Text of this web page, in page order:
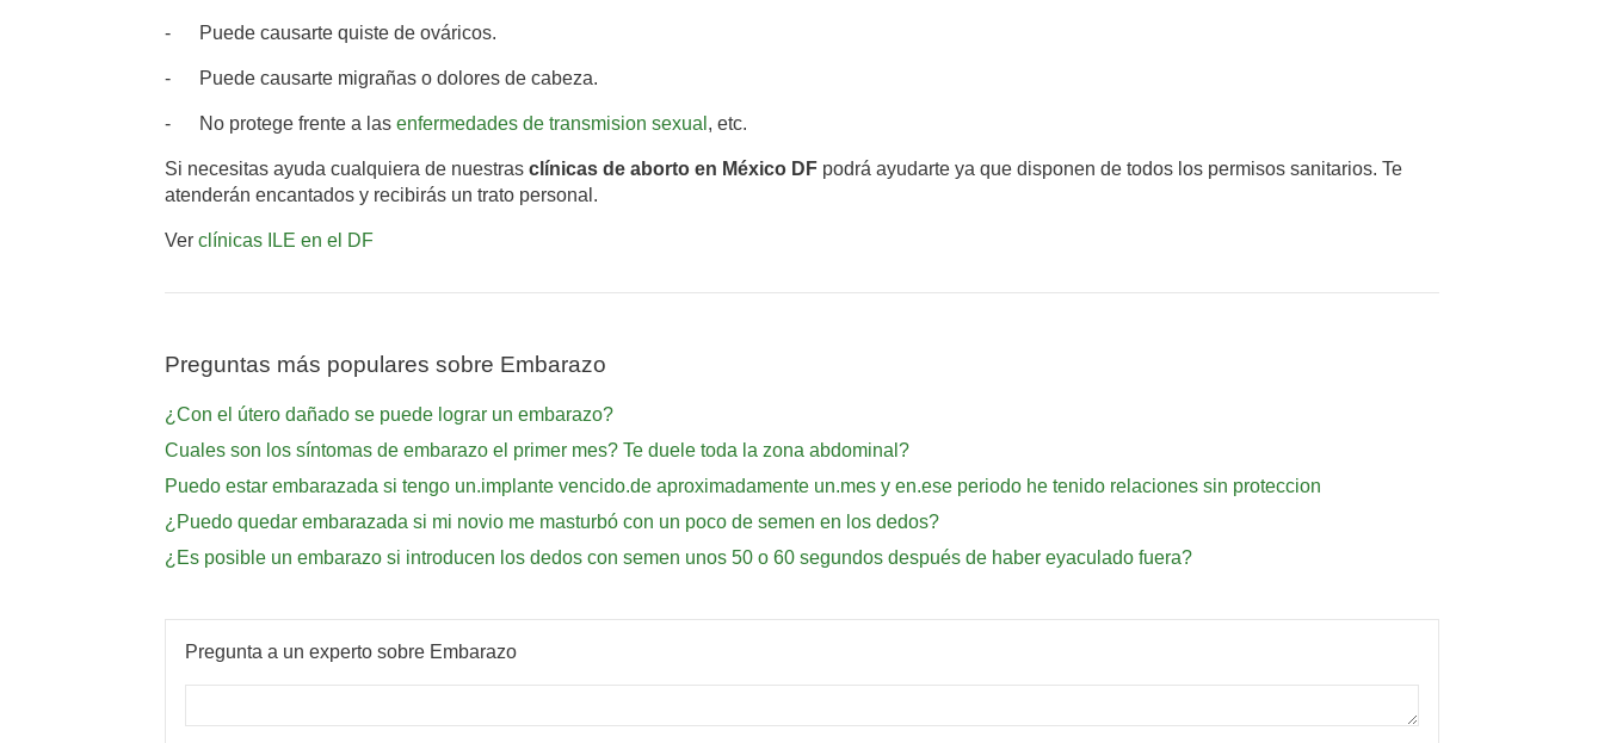
- Puede causarte quiste de ováricos.
- Puede causarte migrañas o dolores de cabeza.
- No protege frente a las enfermedades de transmision sexual , etc.
Si necesitas ayuda cualquiera de nuestras clínicas de aborto en México DF podrá ayudarte ya que disponen de todos los permisos sanitarios. Te
atenderán encantados y recibirás un trato personal.
Ver clínicas ILE en el DF
Preguntas más populares sobre Embarazo
¿Con el útero dañado se puede lograr un embarazo?
Cuales son los síntomas de embarazo el primer mes? Te duele toda la zona abdominal?
Puedo estar embarazada si tengo un.implante vencido.de aproximadamente un.mes y en.ese periodo he tenido relaciones sin proteccion
¿Puedo quedar embarazada si mi novio me masturbó con un poco de semen en los dedos?
¿Es posible un embarazo si introducen los dedos con semen unos 50 o 60 segundos después de haber eyaculado fuera?
Pregunta a un experto sobre Embarazo